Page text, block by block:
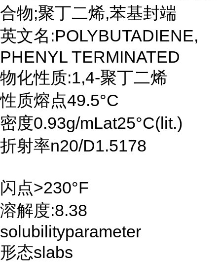
合物;聚丁二烯,苯基封端
英文名:POLYBUTADIENE,
PHENYL TERMINATED
物化性质:1,4-聚丁二烯
性质熔点49.5°C
密度0.93g/mLat25°C(lit.)
折射率n20/D1.5178
闪点>230°F
溶解度:8.38
solubilityparameter
形态slabs